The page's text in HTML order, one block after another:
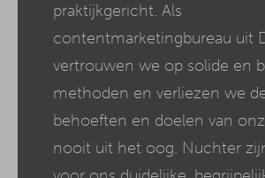
praktijkgericht. Als
contentmarketingbureau uit
vertrouwen we op solide en
methoden en verliezen we
behoeften en doelen van
nooit uit het oog. Nuchter